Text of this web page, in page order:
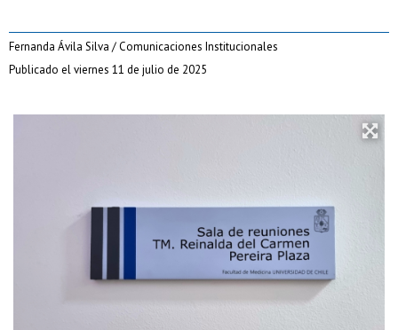
Fernanda Ávila Silva / Comunicaciones Institucionales
Publicado el viernes 11 de julio de 2025